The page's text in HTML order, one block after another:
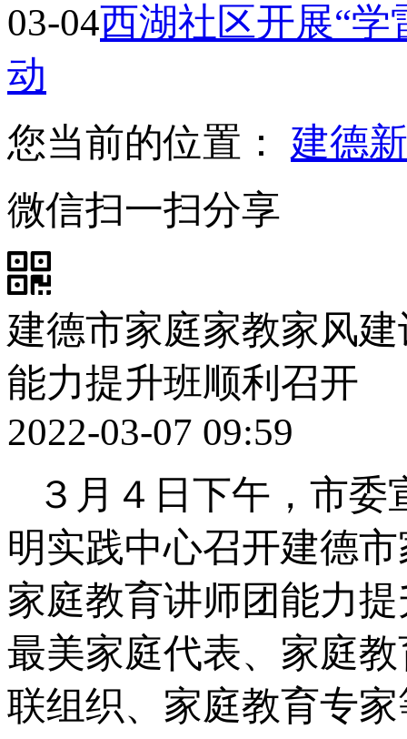
03-04西湖社区开展“
动
您当前的位置： 建德
微信扫一扫分享
建德市家庭家教家风
能力提升班顺利召开
2022-03-07 09:59
３月４日下午，市
明实践中心召开建德
家庭教育讲师团能力
最美家庭代表、家庭
联组织、家庭教育专